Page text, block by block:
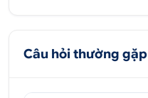
lành.
bên trong.
Câu hỏi thường gặp